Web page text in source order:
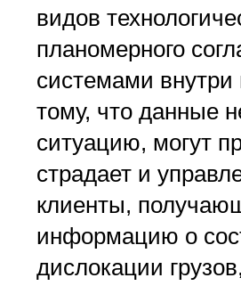
видов
планомерного
системами внутри
тому, что данные
ситуацию, могут
страдает и
клиенты,
информацию о
дислокации